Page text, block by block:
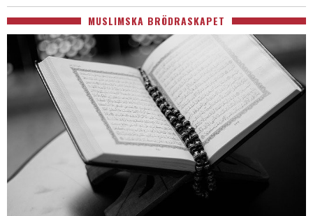
MUSLIMSKA BRÖDRASKAPET